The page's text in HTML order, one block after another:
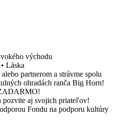
východu
Láska
partnerom a strávme spolu
ohradách ranča Big Horn!
pozvite aj svojich priateľov!
Fondu na podporu kultúry